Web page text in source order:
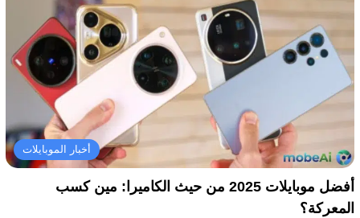
أخبار الموبايلات
أفضل موبايلات 2025 من حيث الكاميرا: مين كسب
المعركة؟